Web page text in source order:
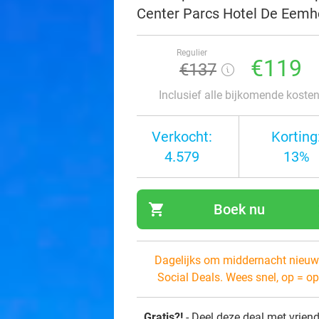
Center Parcs Hotel De
Regulier
€137 €119
Inclusief alle bijkomende kosten
Verkocht:
4.579
13%
shopping_cart Boek nu
Dagelijks om middernacht
Social Deals. Wees snel, op =